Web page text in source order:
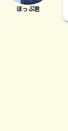
ほっぷ君